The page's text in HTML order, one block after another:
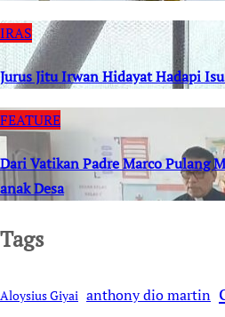
IRAS
Jurus Jitu Irwan Hidayat Hadapi
FEATURE
Dari Vatikan Padre Marco Pulang
anak Desa
Tags
Aloysius Giyai anthony dio martin